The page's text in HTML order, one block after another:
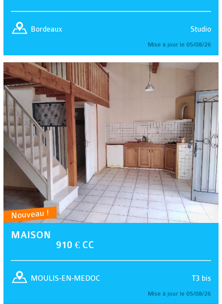
Studio
Bordeaux
Mise à jour le 05/08/26
Nouveau !
MAISON
910 € CC
T3 bis
MOULIS-EN-MEDOC
Mise à jour le 05/08/26